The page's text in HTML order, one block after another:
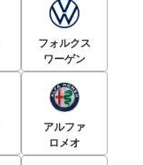
フォルクス
ワーゲン
アルファ
ロメオ